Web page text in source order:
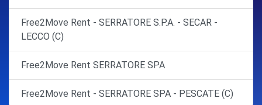
Free2Move Rent - SERRATORE S.P.A. - SECAR -
LECCO (C)
Free2Move Rent SERRATORE SPA
Free2Move Rent - SERRATORE SPA - PESCATE (C)